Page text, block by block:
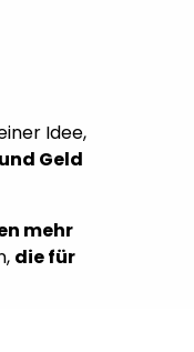
Idee,
Geld
mehr
die für